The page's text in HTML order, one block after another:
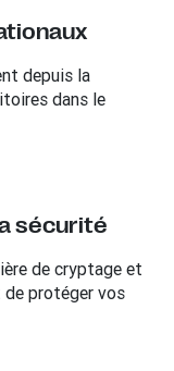
depuis la
dans le
sécurité
de cryptage et
protéger vos